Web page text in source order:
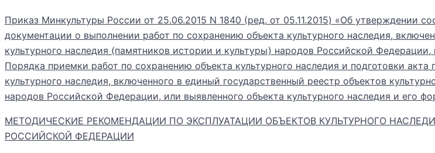
Приказ Минкультуры России от 25.06.2015 N 1840 (ред. от 05.11.2015) «Об утверждении
документации о выполнении работ по сохранению объекта культурного наследия,
культурного наследия (памятников истории и культуры) народов Российской Федерации,
Порядка приемки работ по сохранению объекта культурного наследия и подготовки
культурного наследия, включенного в единый государственный реестр объектов
народов Российской Федерации, или выявленного объекта культурного наследия и его
МЕТОДИЧЕСКИЕ РЕКОМЕНДАЦИИ ПО ЭКСПЛУАТАЦИИ ОБЪЕКТОВ КУЛЬТУРНОГО
РОССИЙСКОЙ ФЕДЕРАЦИИ